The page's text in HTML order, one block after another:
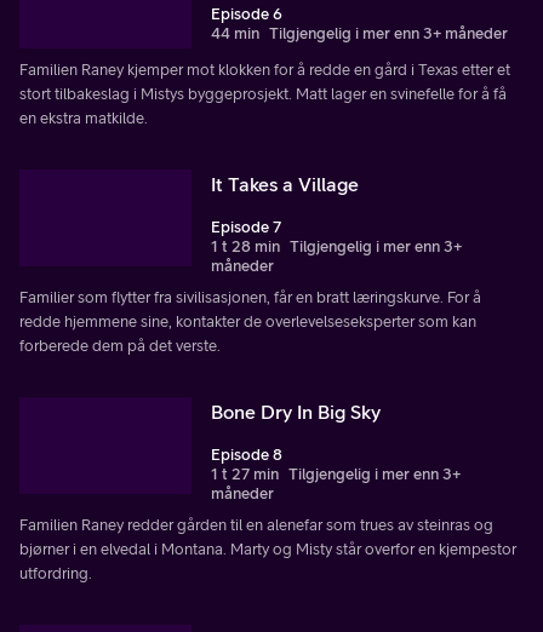
Episode 6
44 min Tilgjengelig i mer enn 3+ måneder
Familien Raney kjemper mot klokken for å redde en gård i Texas etter et
stort tilbakeslag i Mistys byggeprosjekt. Matt lager en svinefelle for å få
en ekstra matkilde.
It Takes a Village
Episode 7
1 t 28 min Tilgjengelig i mer enn 3+
måneder
Familier som flytter fra sivilisasjonen, får en bratt læringskurve. For å
redde hjemmene sine, kontakter de overlevelseseksperter som kan
forberede dem på det verste.
Bone Dry In Big Sky
Episode 8
1 t 27 min Tilgjengelig i mer enn 3+
måneder
Familien Raney redder gården til en alenefar som trues av steinras og
bjørner i en elvedal i Montana. Marty og Misty står overfor en kjempestor
utfordring.